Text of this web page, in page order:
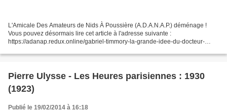
L'Amicale Des Amateurs de Nids À Poussière (A.D.A.N.A.P.) déménage !
Vous pouvez désormais lire cet article à l'adresse suivante :
https://adanap.redux.online/gabriel-timmory-la-grande-idee-du-docteur-
Pierre Ulysse - Les Heures parisiennes : 1930
(1923)
Publié le 19/02/2014 à 16:18